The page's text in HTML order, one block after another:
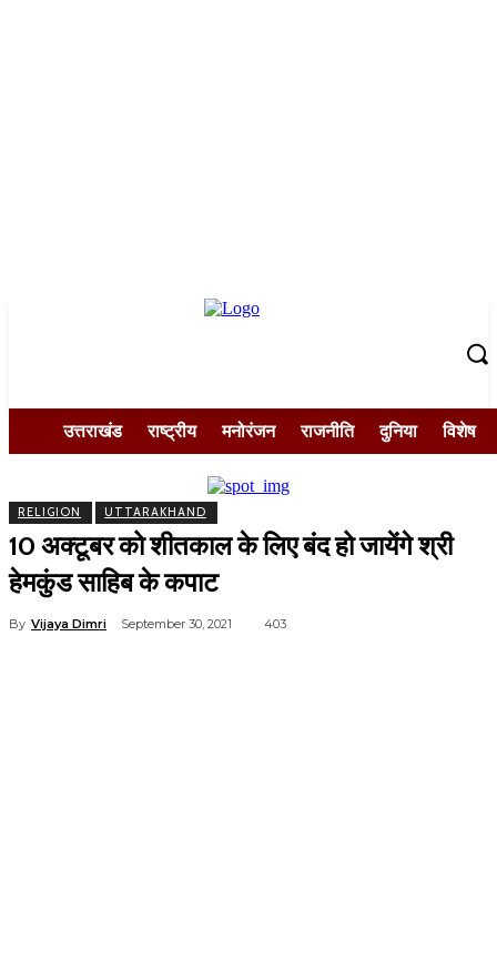
उत्तराखंड राष्ट्रीय मनोरंजन राजनीति दुनिया विशेष
RELIGION UTTARAKHAND
10 अक्टूबर को शीतकाल के लिए बंद हो जायेंगे श्री
हेमकुंड साहिब के कपाट
By Vijaya Dimri September 30, 2021 403